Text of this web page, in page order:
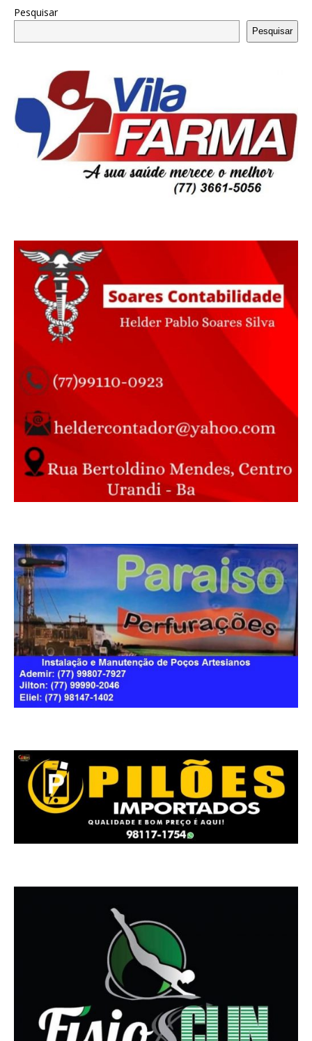
Pesquisar
Pesquisar